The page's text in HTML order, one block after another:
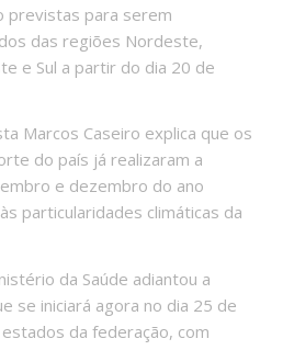
previstas para serem
das regiões Nordeste,
e Sul a partir do dia 20 de
Marcos Caseiro explica que os
do país já realizaram a
e dezembro do ano
particularidades climáticas da
da Saúde adiantou a
se iniciará agora no dia 25 de
da federação, com